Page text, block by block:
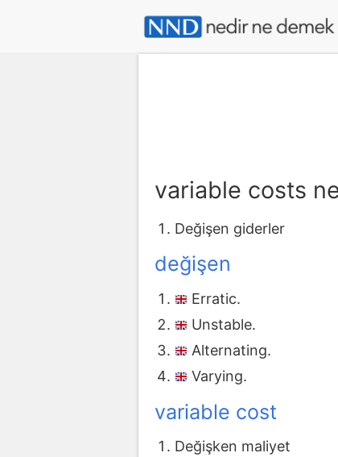
variable costs
Değişen giderler
değişen
Erratic.
Unstable.
Alternating.
Varying.
variable cost
Değişken maliyet